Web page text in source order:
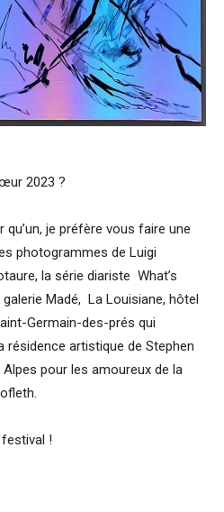
2023 ?
qu’un, je préfère vous faire une
photogrammes de Luigi
la série diariste What’s
Madé, La Louisiane, hôtel
Germain-des-prés qui
résidence artistique de Stephen
pour les amoureux de la
festival !